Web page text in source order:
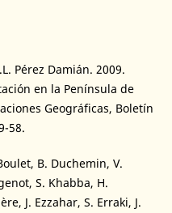
Pérez Damián. 2009.
en la Península de
Geográficas, Boletín
58.
B. Duchemin, V.
S. Khabba, H.
J. Ezzahar, S. Erraki, J.